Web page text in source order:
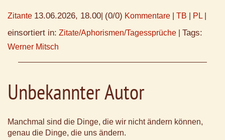
Zitante 13.06.2026, 18.00 (0/0) Kommentare TB PL
einsortiert in: Zitate/Aphorismen/Tagessprüche Tags:
Werner Mitsch
Unbekannter Autor
Manchmal sind die Dinge, die wir nicht ändern können,
genau die Dinge, die uns ändern.